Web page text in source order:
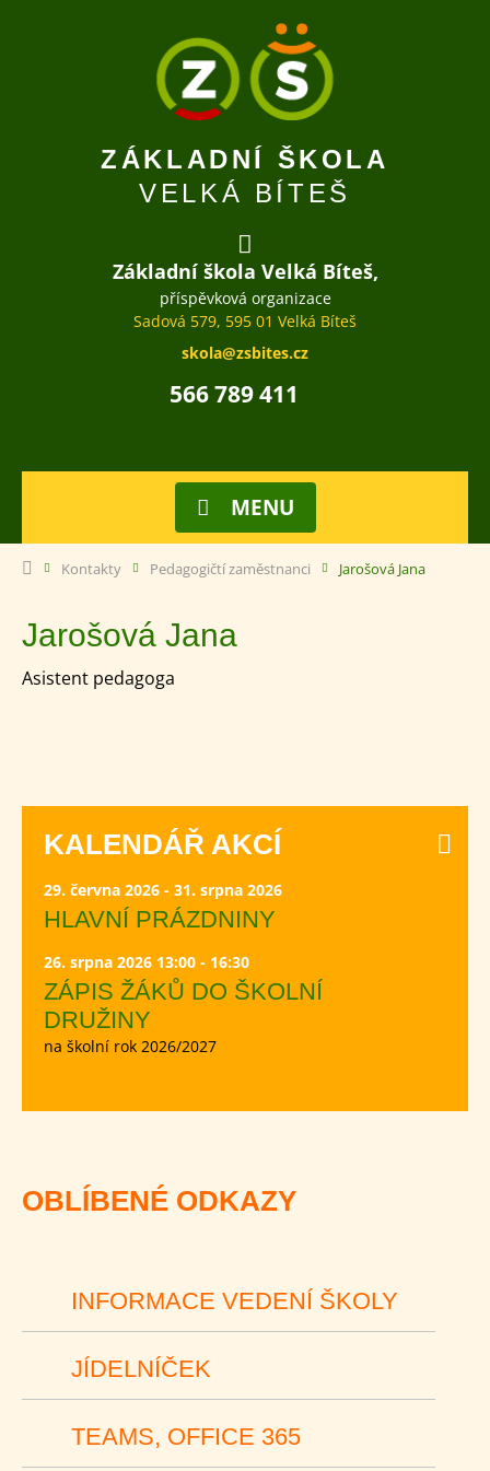
ZÁKLADNÍ ŠKOLA
VELKÁ BÍTEŠ
Základní škola Velká Bíteš,
příspěvková organizace
Sadová 579, 595 01 Velká Bíteš
skola@zsbites.cz
566 789 411
MENU
Kontakty Pedagogičtí zaměstnanci Jarošová Jana
Jarošová Jana
Asistent pedagoga
KALENDÁŘ AKCÍ
29. června 2026 - 31. srpna 2026
HLAVNÍ PRÁZDNINY
26. srpna 2026 13:00 - 16:30
ZÁPIS ŽÁKŮ DO ŠKOLNÍ
DRUŽINY
na školní rok 2026/2027
OBLÍBENÉ ODKAZY
INFORMACE VEDENÍ ŠKOLY
JÍDELNÍČEK
TEAMS, OFFICE 365